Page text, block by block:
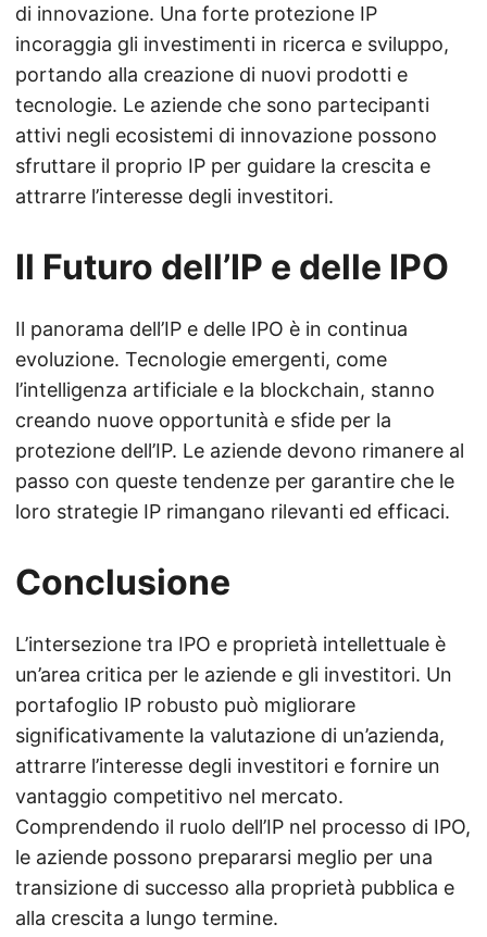
di innovazione. Una forte protezione IP
incoraggia gli investimenti in ricerca e sviluppo,
portando alla creazione di nuovi prodotti e
tecnologie. Le aziende che sono partecipanti
attivi negli ecosistemi di innovazione possono
sfruttare il proprio IP per guidare la crescita e
attrarre l’interesse degli investitori.
Il Futuro dell’IP e delle IPO
Il panorama dell’IP e delle IPO è in continua
evoluzione. Tecnologie emergenti, come
l’intelligenza artificiale e la blockchain, stanno
creando nuove opportunità e sfide per la
protezione dell’IP. Le aziende devono rimanere al
passo con queste tendenze per garantire che le
loro strategie IP rimangano rilevanti ed efficaci.
Conclusione
L’intersezione tra IPO e proprietà intellettuale è
un’area critica per le aziende e gli investitori. Un
portafoglio IP robusto può migliorare
significativamente la valutazione di un’azienda,
attrarre l’interesse degli investitori e fornire un
vantaggio competitivo nel mercato.
Comprendendo il ruolo dell’IP nel processo di IPO,
le aziende possono prepararsi meglio per una
transizione di successo alla proprietà pubblica e
alla crescita a lungo termine.